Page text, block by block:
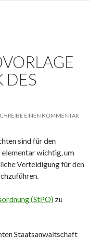
DES
EINEN KOMMENTAR
sind für den
wichtig, um
Verteidigung für den
(StPO) zu
Staatsanwaltschaft